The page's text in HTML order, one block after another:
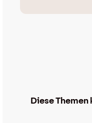
Diese Themen